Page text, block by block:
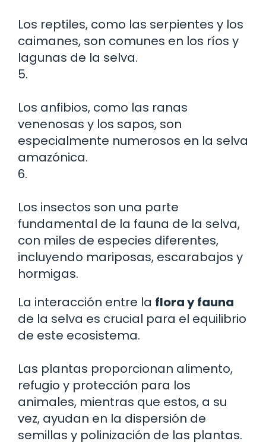
Los reptiles, como las serpientes y los
caimanes, son comunes en los ríos y
lagunas de la selva.
5.
Los anfibios, como las ranas
venenosas y los sapos, son
especialmente numerosos en la selva
amazónica.
6.
Los insectos son una parte
fundamental de la fauna de la selva,
con miles de especies diferentes,
incluyendo mariposas, escarabajos y
hormigas.
La interacción entre la flora y fauna
de la selva es crucial para el equilibrio
de este ecosistema.
Las plantas proporcionan alimento,
refugio y protección para los
animales, mientras que estos, a su
vez, ayudan en la dispersión de
semillas y polinización de las plantas.